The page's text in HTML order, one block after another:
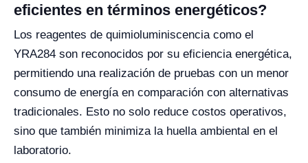
eficientes en términos energéticos?
Los reagentes de quimioluminiscencia como el
YRA284 son reconocidos por su eficiencia energética,
permitiendo una realización de pruebas con un menor
consumo de energía en comparación con alternativas
tradicionales. Esto no solo reduce costos operativos,
sino que también minimiza la huella ambiental en el
laboratorio.